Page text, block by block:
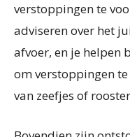
verstoppingen te
adviseren over het
afvoer, en je helpen
om verstoppingen
van zeefjes of